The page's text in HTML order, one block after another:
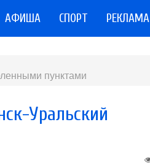
АФИША СПОРТ РЕКЛАМА
пунктами
Уральский